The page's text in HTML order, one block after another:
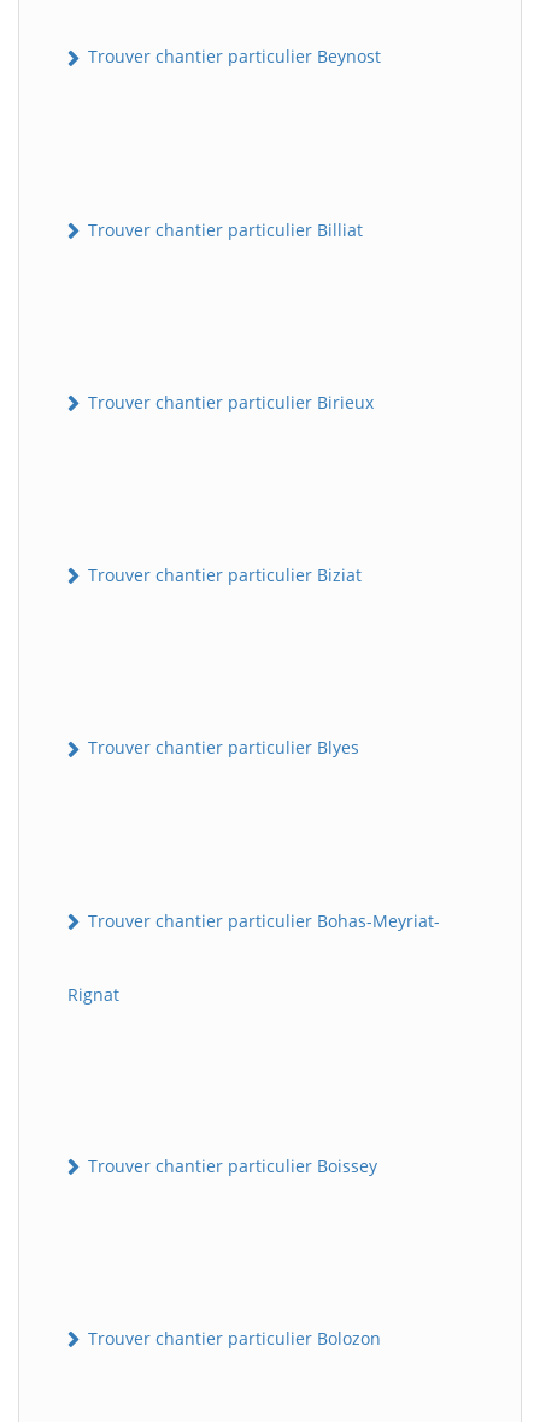
Trouver chantier particulier Beynost
Trouver chantier particulier Billiat
Trouver chantier particulier Birieux
Trouver chantier particulier Biziat
Trouver chantier particulier Blyes
Trouver chantier particulier Bohas-Meyriat-
Rignat
Trouver chantier particulier Boissey
Trouver chantier particulier Bolozon